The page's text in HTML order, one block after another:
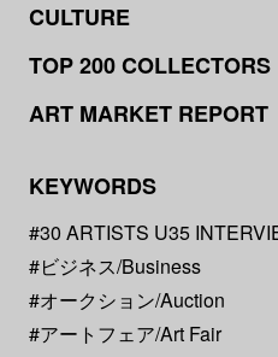
CULTURE
TOP 200 COLLECTORS
ART MARKET REPORT
KEYWORDS
#30 ARTISTS U35
#ビジネス/Business
#オークション/Auction
#アートフェア/Art Fair